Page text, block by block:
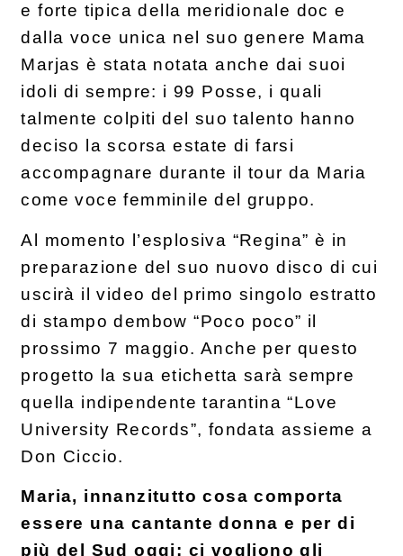
e forte tipica della meridionale doc e
dalla voce unica nel suo genere Mama
Marjas è stata notata anche dai suoi
idoli di sempre: i 99 Posse, i quali
talmente colpiti del suo talento hanno
deciso la scorsa estate di farsi
accompagnare durante il tour da Maria
come voce femminile del gruppo.
Al momento l’esplosiva “Regina” è in
preparazione del suo nuovo disco di cui
uscirà il video del primo singolo estratto
di stampo dembow “Poco poco” il
prossimo 7 maggio. Anche per questo
progetto la sua etichetta sarà sempre
quella indipendente tarantina “Love
University Records”, fondata assieme a
Don Ciccio.
Maria, innanzitutto cosa comporta
essere una cantante donna e per di
più del Sud oggi: ci vogliono gli